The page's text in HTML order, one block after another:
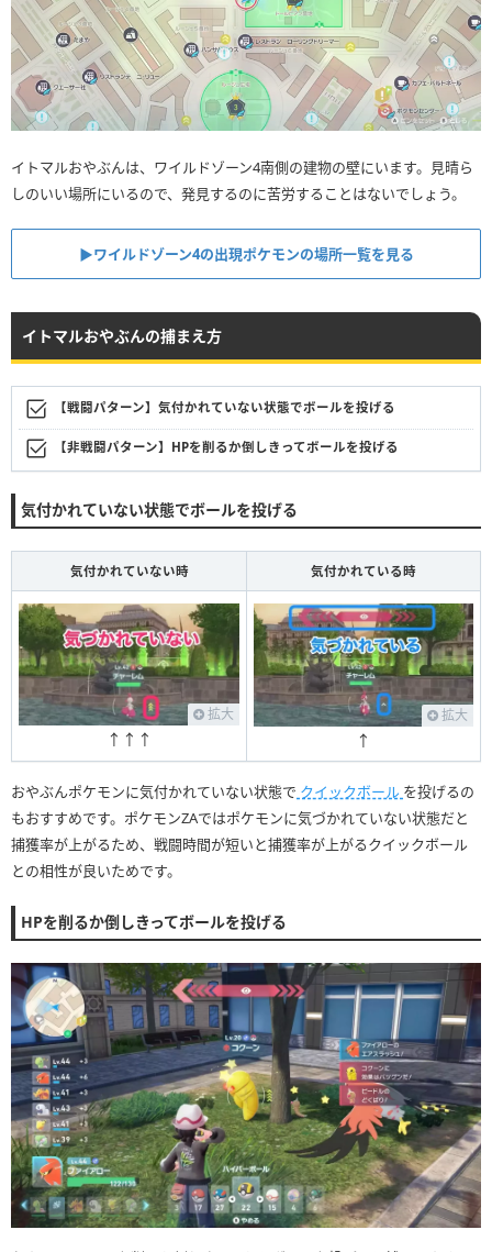
イトマルおやぶんは、ワイルドゾーン4南側の建物の壁にいます。見晴ら
しのいい場所にいるので、発見するのに苦労することはないでしょう。
▶︎ワイルドゾーン4の出現ポケモンの場所一覧を見る
イトマルおやぶんの捕まえ方
【戦闘パターン】気付かれていない状態でボールを投げる
【非戦闘パターン】HPを削るか倒しきってボールを投げる
気付かれていない状態でボールを投げる
気付かれていない時 気付かれている時
拡大
↑↑↑
拡大
↑
おやぶんポケモンに気付かれていない状態で クイックボール を投げるの
もおすすめです。ポケモンZAではポケモンに気づかれていない状態だと
捕獲率が上がるため、戦闘時間が短いと捕獲率が上がるクイックボール
との相性が良いためです。
HPを削るか倒しきってボールを投げる